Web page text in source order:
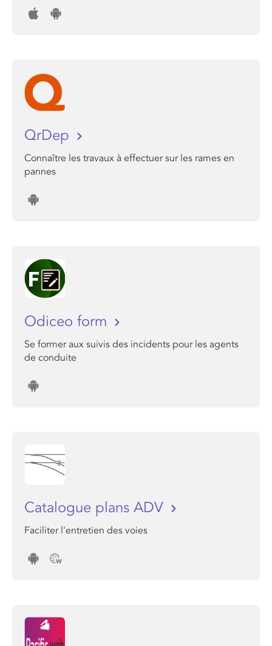
QrDep
Connaître les travaux à effectuer sur les rames en
pannes
Odiceo form
Se former aux suivis des incidents pour les agents
de conduite
Catalogue plans ADV
Faciliter l'entretien des voies